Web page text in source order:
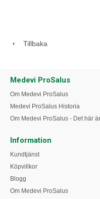
Tillbaka
Medevi ProSalus
Om Medevi ProSalus
Medevi ProSalus Historia
Om Medevi ProSalus - Det här
Information
Kundtjänst
Köpvillkor
Blogg
Om Medevi ProSalus